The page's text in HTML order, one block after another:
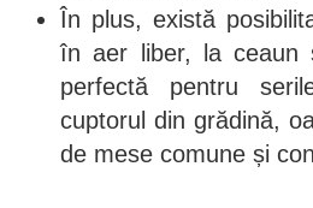
În plus, există
în aer liber, la ceaun
perfectă pentru
cuptorul din grădină,
de mese comune și